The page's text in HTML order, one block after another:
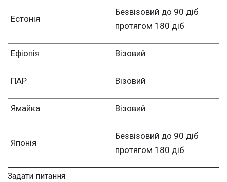
Естонія
Безвізовий до 90 діб
протягом 180 діб
Ефіопія Візовий
ПАР Візовий
Ямайка Візовий
Японія
Безвізовий до 90 діб
протягом 180 діб
Задати питання